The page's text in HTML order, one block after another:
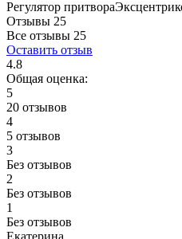
Регулятор притвора
Отзывы 25
Все отзывы 25
Оставить отзыв
4.8
Общая оценка:
5
20 отзывов
4
5 отзывов
3
Без отзывов
2
Без отзывов
1
Без отзывов
Екатерина